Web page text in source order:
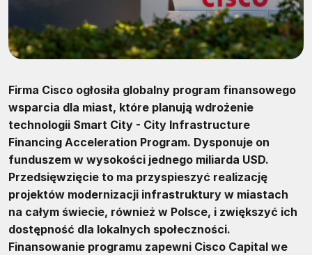
Firma Cisco ogłosiła globalny program finansowego
wsparcia dla miast, które planują wdrożenie
technologii Smart City - City Infrastructure
Financing Acceleration Program. Dysponuje on
funduszem w wysokości jednego miliarda USD.
Przedsięwzięcie to ma przyspieszyć realizację
projektów modernizacji infrastruktury w miastach
na całym świecie, również w Polsce, i zwiększyć ich
dostępność dla lokalnych społeczności.
Finansowanie programu zapewni Cisco Capital we